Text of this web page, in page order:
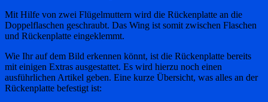
Mit Hilfe von zwei Flügelmuttern wird die Rückenplatte an die
Doppelflaschen geschraubt. Das Wing ist somit zwischen Flaschen
und Rückenplatte eingeklemmt.
Wie Ihr auf dem Bild erkennen könnt, ist die Rückenplatte bereits
mit einigen Extras ausgestattet. Es wird hierzu noch einen
ausführlichen Artikel geben. Eine kurze Übersicht, was alles an der
Rückenplatte befestigt ist: